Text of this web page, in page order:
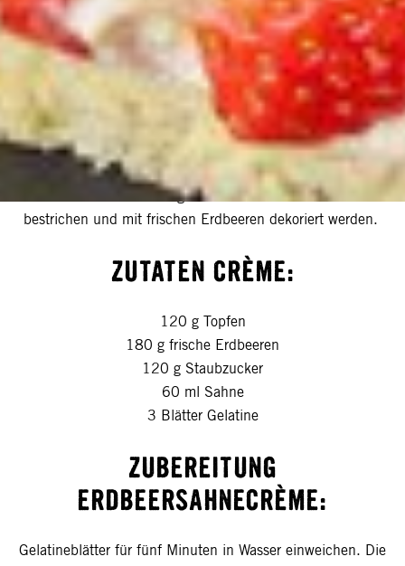
vorsichtig heruntergelöst. Das Backpapier wieder
darauflegen und wieder einrollen. Nachdem die
Biskuitroulade ein wenig abkühlt ist, kann sie mit der
Marmelade oder Crème befüllt werden.
Serviervorschlag: Zur Erdbeersaison schmeckt die Roulade
hervorragend mit einer Erdbeersahnesauce. Dazu wird die
Roulade wieder geöffnet und mit der Crème bestrichen.
Zum Schluss die Roulade noch einmal einrollen. Je nach
Geschmack kann die eingerollte Roulade noch mit Sahne
bestrichen und mit frischen Erdbeeren dekoriert werden.
ZUTATEN CRÈME:
120 g Topfen
180 g frische Erdbeeren
120 g Staubzucker
60 ml Sahne
3 Blätter Gelatine
ZUBEREITUNG
ERDBEERSAHNECRÈME:
Gelatineblätter für fünf Minuten in Wasser einweichen. Die